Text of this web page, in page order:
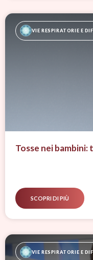
VIE RESPIRATORIE E
Tosse nei bambini:
SCOPRI DI PIÙ
VIE RESPIRATORIE E